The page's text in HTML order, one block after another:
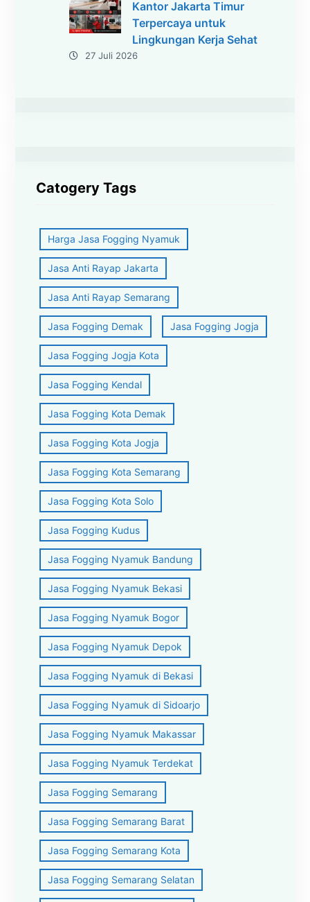
Kantor Jakarta Timur
Terpercaya untuk
Lingkungan Kerja Sehat
27 Juli 2026
Catogery Tags
Harga Jasa Fogging Nyamuk
Jasa Anti Rayap Jakarta
Jasa Anti Rayap Semarang
Jasa Fogging Demak Jasa Fogging Jogja
Jasa Fogging Jogja Kota
Jasa Fogging Kendal
Jasa Fogging Kota Demak
Jasa Fogging Kota Jogja
Jasa Fogging Kota Semarang
Jasa Fogging Kota Solo
Jasa Fogging Kudus
Jasa Fogging Nyamuk Bandung
Jasa Fogging Nyamuk Bekasi
Jasa Fogging Nyamuk Bogor
Jasa Fogging Nyamuk Depok
Jasa Fogging Nyamuk di Bekasi
Jasa Fogging Nyamuk di Sidoarjo
Jasa Fogging Nyamuk Makassar
Jasa Fogging Nyamuk Terdekat
Jasa Fogging Semarang
Jasa Fogging Semarang Barat
Jasa Fogging Semarang Kota
Jasa Fogging Semarang Selatan